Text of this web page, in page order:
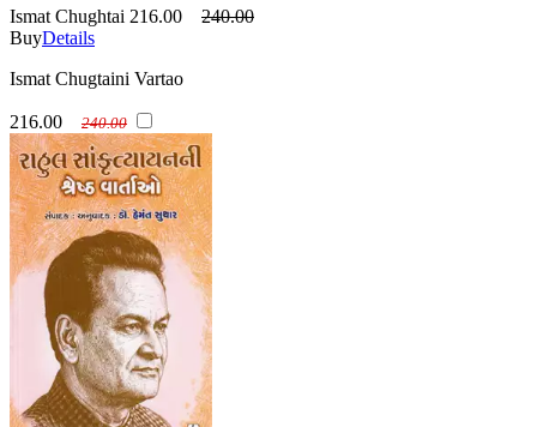
Ismat Chughtai 216.00
240.00
BuyDetails
Ismat Chugtaini Vartao
216.00 240.00